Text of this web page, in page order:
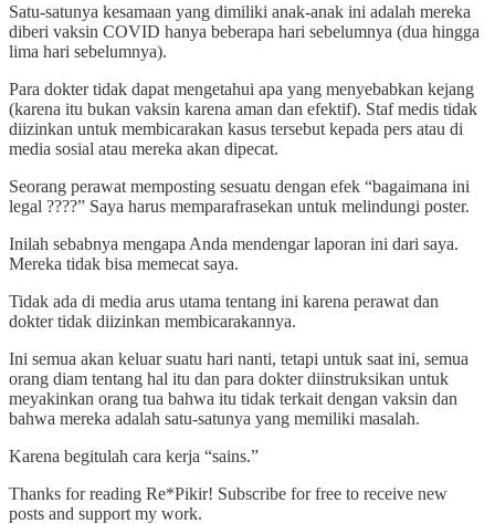
Satu-satunya kesamaan yang dimiliki anak-anak ini adalah mereka
diberi vaksin COVID hanya beberapa hari sebelumnya (dua hingga
lima hari sebelumnya).
Para dokter tidak dapat mengetahui apa yang menyebabkan kejang
(karena itu bukan vaksin karena aman dan efektif). Staf medis tidak
diizinkan untuk membicarakan kasus tersebut kepada pers atau di
media sosial atau mereka akan dipecat.
Seorang perawat memposting sesuatu dengan efek “bagaimana ini
legal ????” Saya harus memparafrasekan untuk melindungi poster.
Inilah sebabnya mengapa Anda mendengar laporan ini dari saya.
Mereka tidak bisa memecat saya.
Tidak ada di media arus utama tentang ini karena perawat dan
dokter tidak diizinkan membicarakannya.
Ini semua akan keluar suatu hari nanti, tetapi untuk saat ini, semua
orang diam tentang hal itu dan para dokter diinstruksikan untuk
meyakinkan orang tua bahwa itu tidak terkait dengan vaksin dan
bahwa mereka adalah satu-satunya yang memiliki masalah.
Karena begitulah cara kerja “sains.”
Thanks for reading Re*Pikir! Subscribe for free to receive new
posts and support my work.